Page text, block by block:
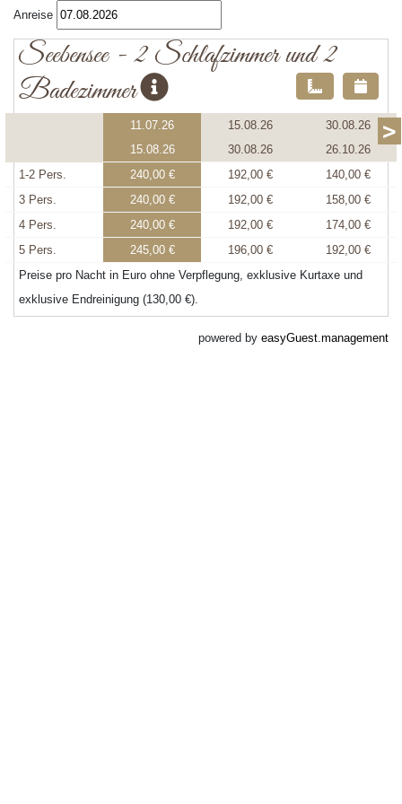
Anreise
Seebensee - 2 Schlafzimmer und 2
Badezimmer
>
11.07.26
15.08.26
15.08.26
30.08.26
30.08.26
26.10.26
1-2 Pers.
240,00 € 192,00 €
140,00 €
3 Pers.
240,00 € 192,00 €
158,00 €
4 Pers.
240,00 € 192,00 €
174,00 €
5 Pers.
245,00 € 196,00 €
192,00 €
Preise pro Nacht in Euro ohne Verpflegung, exklusive Kurtaxe und
exklusive Endreinigung (130,00 €).
powered by easyGuest.management